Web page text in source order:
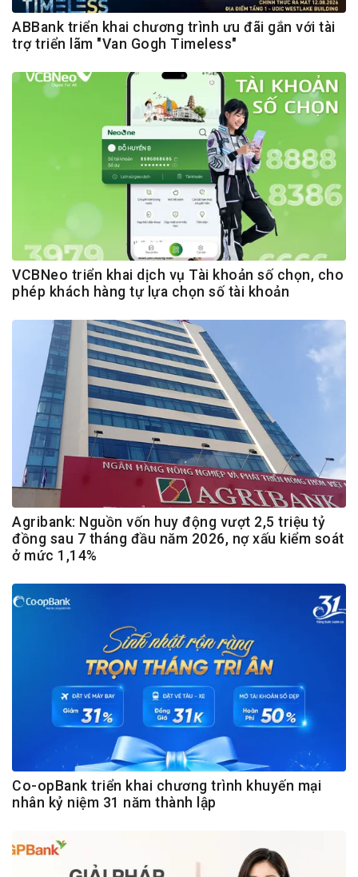
ABBank triển khai chương trình ưu đãi gắn với tài
trợ triển lãm "Van Gogh Timeless"
VCBNeo triển khai dịch vụ Tài khoản số chọn, cho
phép khách hàng tự lựa chọn số tài khoản
Agribank: Nguồn vốn huy động vượt 2,5 triệu tỷ
đồng sau 7 tháng đầu năm 2026, nợ xấu kiểm soát
ở mức 1,14%
Co-opBank triển khai chương trình khuyến mại
nhân kỷ niệm 31 năm thành lập